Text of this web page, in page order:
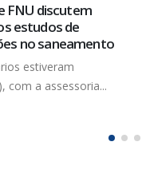
FNU discutem
estudos de
no saneamento
estiveram
com a assessoria...